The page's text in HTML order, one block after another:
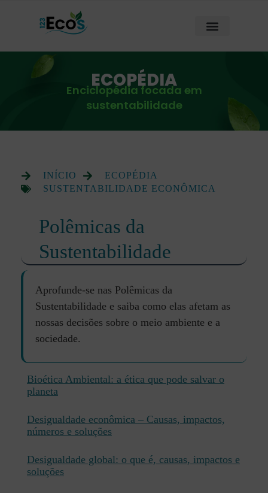
ECOPÉDIA
Enciclopédia focada em
sustentabilidade
INÍCIO
ECOPÉDIA
SUSTENTABILIDADE ECONÔMICA
Polêmicas da
Sustentabilidade
Aprofunde-se nas Polêmicas da
Sustentabilidade e saiba como elas afetam as
nossas decisões sobre o meio ambiente e a
sociedade.
Bioética Ambiental: a ética que pode salvar o
planeta
Desigualdade econômica – Causas, impactos,
números e soluções
Desigualdade global: o que é, causas, impactos e
soluções